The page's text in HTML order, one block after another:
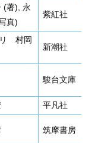
(著), 永
真)
紫紅社
村岡
新潮社
駿台文庫
平凡社
筑摩書房